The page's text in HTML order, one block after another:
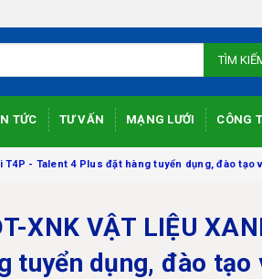
TÌM
TỨC TƯ VẤN MẠNG LƯỚI CÔNG
T4P - Talent 4 Plus đặt hàng tuyển dụng, đào
XNK VẬT LIỆU
tuyển dụng, đào